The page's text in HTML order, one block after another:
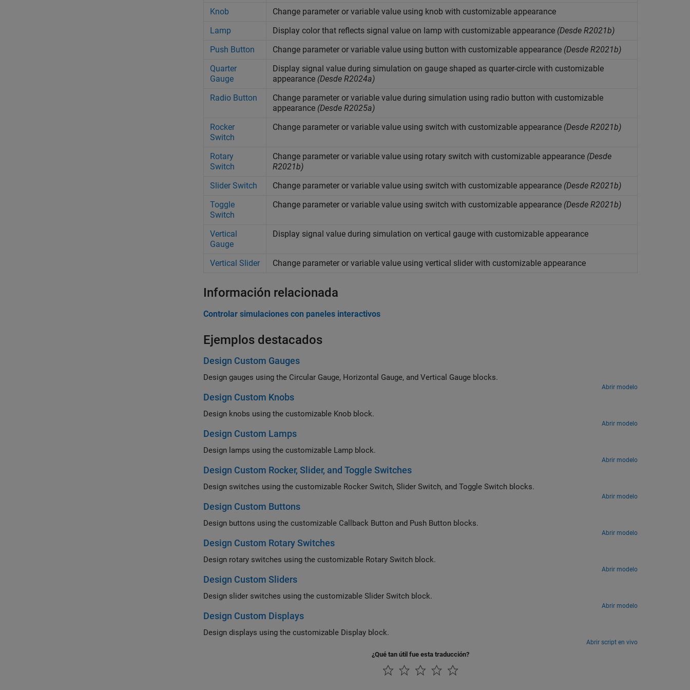
Knob
Change parameter or variable value using knob with customizable appearance
Lamp
Display color that reflects signal value on lamp with customizable appearance (Desde R2021b)
Push Button
Change parameter or variable value using button with customizable appearance (Desde R2021b)
Quarter
Gauge
Display signal value during simulation on gauge shaped as quarter-circle with customizable
appearance (Desde R2024a)
Radio Button
Change parameter or variable value during simulation using radio button with customizable
appearance (Desde R2025a)
Rocker
Switch
Change parameter or variable value using switch with customizable appearance (Desde R2021b)
Rotary
Switch
Change parameter or variable value using rotary switch with customizable appearance (Desde
R2021b)
Slider Switch
Change parameter or variable value using switch with customizable appearance (Desde R2021b)
Toggle
Switch
Change parameter or variable value using switch with customizable appearance (Desde R2021b)
Vertical
Gauge
Display signal value during simulation on vertical gauge with customizable appearance
Vertical Slider Change parameter or variable value using vertical slider with customizable appearance
Información relacionada
Controlar simulaciones con paneles interactivos
Ejemplos destacados
Design Custom Gauges
Design gauges using the Circular Gauge, Horizontal Gauge, and Vertical Gauge blocks.
Abrir modelo
Design Custom Knobs
Design knobs using the customizable Knob block.
Abrir modelo
Design Custom Lamps
Design lamps using the customizable Lamp block.
Abrir modelo
Design Custom Rocker, Slider, and Toggle Switches
Design switches using the customizable Rocker Switch, Slider Switch, and Toggle Switch blocks.
Abrir modelo
Design Custom Buttons
Design buttons using the customizable Callback Button and Push Button blocks.
Abrir modelo
Design Custom Rotary Switches
Design rotary switches using the customizable Rotary Switch block.
Abrir modelo
Design Custom Sliders
Design slider switches using the customizable Slider Switch block.
Abrir modelo
Design Custom Displays
Design displays using the customizable Display block.
Abrir script en vivo
¿Qué tan útil fue esta traducción?